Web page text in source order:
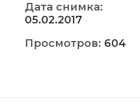
Дата снимка:
05.02.2017
Просмотров: 604